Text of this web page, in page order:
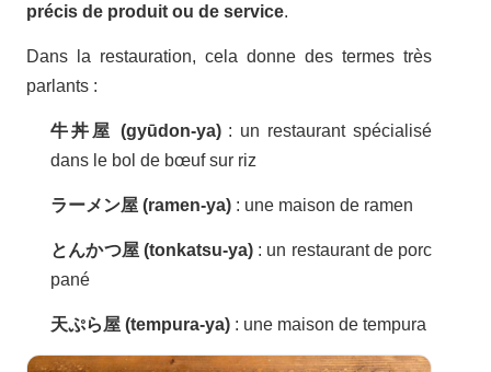
précis de produit ou de service.
Dans la restauration, cela donne des termes très
parlants :
牛丼屋 (gyūdon-ya): un restaurant spécialisé
dans le bol de bœuf sur riz
ラーメン屋 (ramen-ya) : une maison de ramen
とんかつ屋 (tonkatsu-ya) : un restaurant de porc
pané
天ぷら屋 (tempura-ya) : une maison de tempura